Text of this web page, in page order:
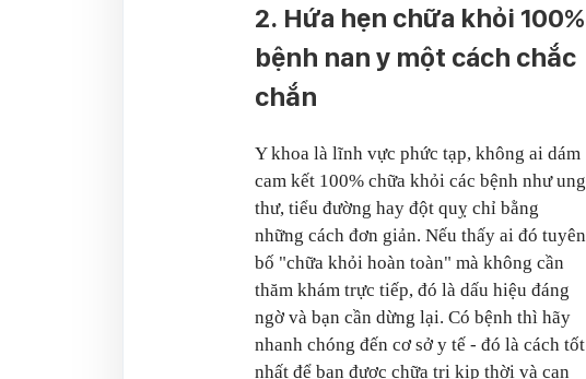
2. Hứa hẹn chữa khỏi 100%
bệnh nan y một cách chắc
chắn
Y khoa là lĩnh vực phức tạp, không ai dám
cam kết 100% chữa khỏi các bệnh như ung
thư, tiểu đường hay đột quỵ chỉ bằng
những cách đơn giản. Nếu thấy ai đó tuyên
bố "chữa khỏi hoàn toàn" mà không cần
thăm khám trực tiếp, đó là dấu hiệu đáng
ngờ và bạn cần dừng lại. Có bệnh thì hãy
nhanh chóng đến cơ sở y tế - đó là cách tốt
nhất để bạn được chữa trị kịp thời và can